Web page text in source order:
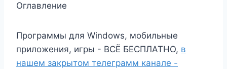
Оглавление
Программы для Windows, мобильные
приложения, игры - ВСЁ БЕСПЛАТНО, в
нашем закрытом телеграмм канале -